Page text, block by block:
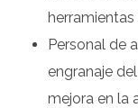
Personal de
engranaje
mejora en la